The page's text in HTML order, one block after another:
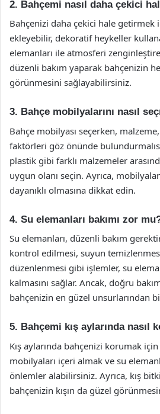
2. Bahçemi nasıl daha çekici
Bahçenizi daha çekici hale getirmek
ekleyebilir, dekoratif heykeller
elemanları ile atmosferi
düzenli bakım yaparak bahçenizin
görünmesini sağlayabilirsiniz.
3. Bahçe mobilyalarını nasıl
Bahçe mobilyası seçerken,
faktörleri göz önünde
plastik gibi farklı malzemeler
uygun olanı seçin. Ayrıca,
dayanıklı olmasına dikkat edin.
4. Su elemanları bakımı zor
Su elemanları, düzenli bakım
kontrol edilmesi, suyun
düzenlenmesi gibi işlemler, su
kalmasını sağlar. Ancak, doğru
bahçenizin en güzel unsurlarından
5. Bahçemi kış aylarında nasıl
Kış aylarında bahçenizi korumak
mobilyaları içeri almak ve su
önlemler alabilirsiniz. Ayrıca, kış
bahçenizin kışın da güzel